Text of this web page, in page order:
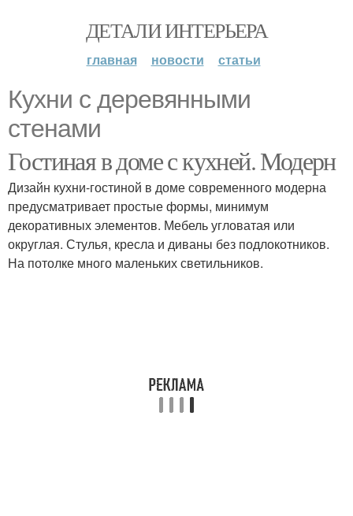
ДЕТАЛИ ИНТЕРЬЕРА
главная новости статьи
Кухни с деревянными
стенами
Гостиная в доме с кухней. Модерн
Дизайн кухни-гостиной в доме современного модерна
предусматривает простые формы, минимум
декоративных элементов. Мебель угловатая или
округлая. Стулья, кресла и диваны без подлокотников.
На потолке много маленьких светильников.